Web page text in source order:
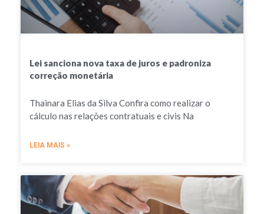
Lei sanciona nova taxa de juros e padroniza
correção monetária
Thainara Elias da Silva Confira como realizar o
cálculo nas relações contratuais e civis Na
LEIA MAIS »